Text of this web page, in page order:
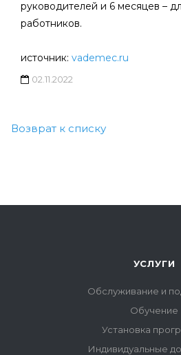
руководителей и 6 месяцев –
работников.
источник: vademec.ru
02.11.2022
Возврат к списку
УСЛУГИ
Обслуживание и
Обучение
Установка
Индивидуальные